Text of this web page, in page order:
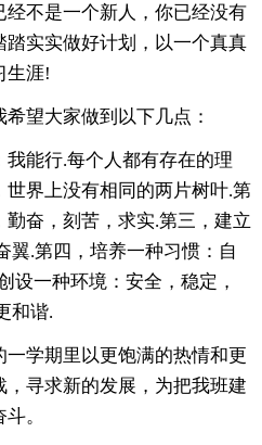
不是一个新人，你已经没有
实实做好计划，以一个真真
生涯!
望大家做到以下几点：
能行.每个人都有存在的理
界上没有相同的两片树叶.第
奋，刻苦，求实.第三，建立
翼.第四，培养一种习惯：自
设一种环境：安全，稳定，
和谐.
一学期里以更饱满的热情和更
寻求新的发展，为把我班建
。